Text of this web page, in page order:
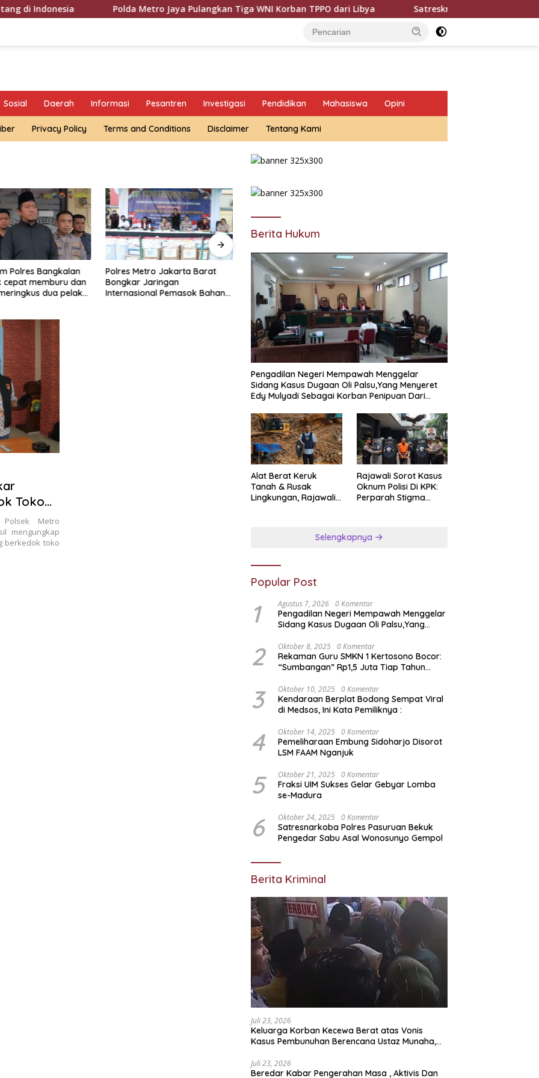
Polda Metro Jaya Pulangkan Tiga WNI Korban TPPO dari Libya Satreskrim Polres Bangkalan bergerak
Sosial Daerah Informasi Pesantren Investigasi Pendidikan Mahasiswa Opini
Privacy Policy Terms and Conditions Disclaimer Tentang Kami
Jakarta Barat
Pemasok Bahan
Rp119 Miliar
Dapat Hibah Mesin Pirolisis Dari
ITS, Emas Hitam Pempes
Randupitu Bertransformasi
Rayakan Kemerdekaan Yang
Ke 81 Tahun Warga Jalan
Muharto Kedungkandang
siapkan hadiah jalan sehat
*Pemerintah kab Malang
Melalui DPU Bina Marga
Lakukan Pelebaran Ruas Jalan
Toko
Metro
mengungkap
berkedok toko
Berita Hukum
Pengadilan Negeri Mempawah Menggelar
Sidang Kasus Dugaan Oli Palsu,Yang Menyeret
Edy Mulyadi Sebagai Korban Penipuan Dari
Alat Berat Keruk
Tanah & Rusak
Lingkungan, Rajawali
Rajawali Sorot Kasus
Oknum Polisi Di KPK:
Perparah Stigma
Selengkapnya
Popular Post
1 Agustus 7, 2026 0 Komentar
Pengadilan Negeri Mempawah Menggelar
Sidang Kasus Dugaan Oli Palsu,Yang
Penipuan Dari Jaringan Pemasok PT. DAB
2 Oktober 8, 2025 0 Komentar
Rekaman Guru SMKN 1 Kertosono Bocor:
“Sumbangan” Rp1,5 Juta Tiap Tahun
Pungli di Jatim Dipertanyakan
3 Oktober 10, 2025 0 Komentar
Kendaraan Berplat Bodong Sempat Viral
di Medsos, Ini Kata Pemiliknya :
4 Oktober 14, 2025 0 Komentar
Pemeliharaan Embung Sidoharjo Disorot
LSM FAAM Nganjuk
5 Oktober 21, 2025 0 Komentar
Fraksi UIM Sukses Gelar Gebyar Lomba
se-Madura
6 Oktober 24, 2025 0 Komentar
Satresnarkoba Polres Pasuruan Bekuk
Pengedar Sabu Asal Wonosunyo Gempol
Berita Kriminal
Juli 23, 2026
Keluarga Korban Kecewa Berat atas Vonis
Kasus Pembunuhan Berencana Ustaz Munaha,
Juli 23, 2026
Beredar Kabar Pengerahan Masa , Aktivis Dan